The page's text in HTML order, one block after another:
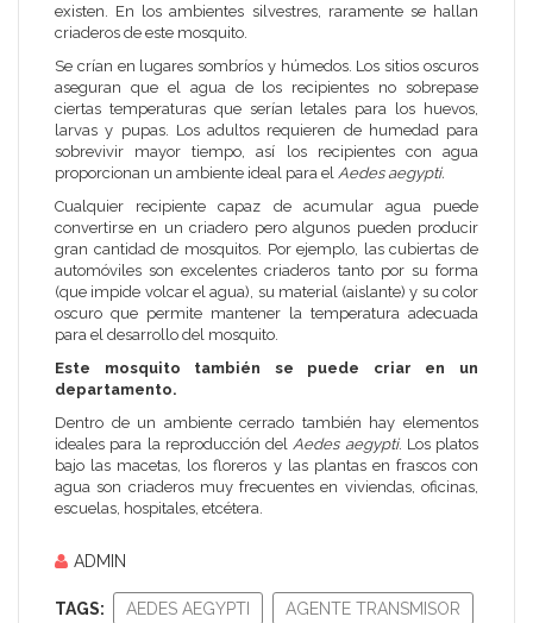
existen. En los ambientes silvestres, raramente se hallan
criaderos de este mosquito.
Se crían en lugares sombríos y húmedos. Los sitios oscuros
aseguran que el agua de los recipientes no sobrepase
ciertas temperaturas que serían letales para los huevos,
larvas y pupas. Los adultos requieren de humedad para
sobrevivir mayor tiempo, así los recipientes con agua
proporcionan un ambiente ideal para el Aedes aegypti.
Cualquier recipiente capaz de acumular agua puede
convertirse en un criadero pero algunos pueden producir
gran cantidad de mosquitos. Por ejemplo, las cubiertas de
automóviles son excelentes criaderos tanto por su forma
(que impide volcar el agua), su material (aislante) y su color
oscuro que permite mantener la temperatura adecuada
para el desarrollo del mosquito.
Este mosquito también se puede criar en un
departamento.
Dentro de un ambiente cerrado también hay elementos
ideales para la reproducción del Aedes aegypti. Los platos
bajo las macetas, los floreros y las plantas en frascos con
agua son criaderos muy frecuentes en viviendas, oficinas,
escuelas, hospitales, etcétera.
ADMIN
TAGS: AEDES AEGYPTI AGENTE TRANSMISOR